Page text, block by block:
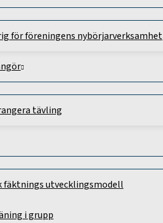
för föreningens nybörjarverksamhet
tävling
fäktnings utvecklingsmodell
i grupp